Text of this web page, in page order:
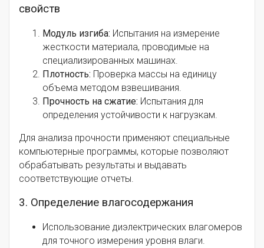
свойств
Модуль изгиба: Испытания на измерение
жесткости материала, проводимые на
специализированных машинах.
Плотность: Проверка массы на единицу
объема методом взвешивания.
Прочность на сжатие: Испытания для
определения устойчивости к нагрузкам.
Для анализа прочности применяют специальные
компьютерные программы, которые позволяют
обрабатывать результаты и выдавать
соответствующие отчеты.
3. Определение влагосодержания
Использование диэлектрических влагомеров
для точного измерения уровня влаги.